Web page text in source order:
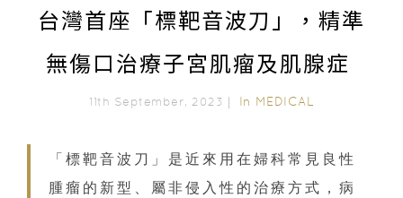
台灣首座「標靶音波刀」，精準
無傷口治療子宮肌瘤及肌腺症
11th September, 2023｜ In MEDICAL
「標靶音波刀」是近來用在婦科常見良性
腫瘤的新型、屬非侵入性的治療方式，病